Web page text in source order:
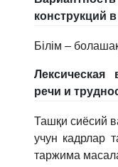
конструкций
Білім –
Лексическая
речи и
Ташқи сиёсий
учун кадрлар
таржима